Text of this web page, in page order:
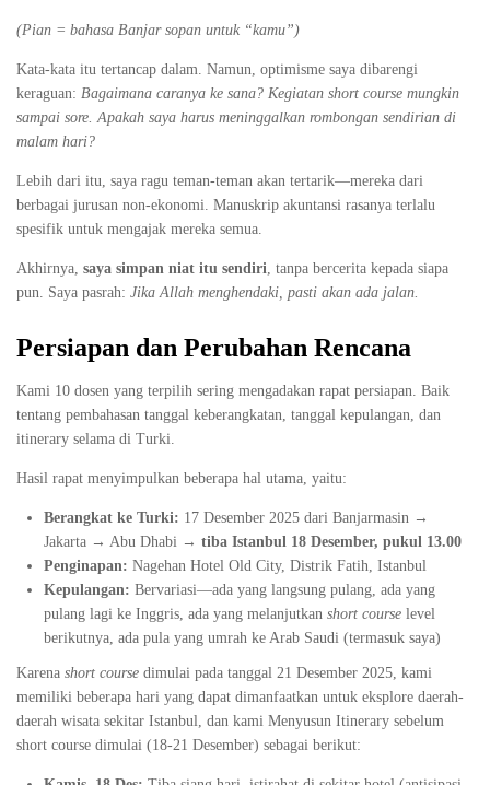
(Pian = bahasa Banjar sopan untuk “kamu”)
Kata-kata itu tertancap dalam. Namun, optimisme saya dibarengi
keraguan: Bagaimana caranya ke sana? Kegiatan short course mungkin
sampai sore. Apakah saya harus meninggalkan rombongan sendirian di
malam hari?
Lebih dari itu, saya ragu teman-teman akan tertarik—mereka dari
berbagai jurusan non-ekonomi. Manuskrip akuntansi rasanya terlalu
spesifik untuk mengajak mereka semua.
Akhirnya, saya simpan niat itu sendiri, tanpa bercerita kepada siapa
pun. Saya pasrah: Jika Allah menghendaki, pasti akan ada jalan.
Persiapan dan Perubahan Rencana
Kami 10 dosen yang terpilih sering mengadakan rapat persiapan. Baik
tentang pembahasan tanggal keberangkatan, tanggal kepulangan, dan
itinerary selama di Turki.
Hasil rapat menyimpulkan beberapa hal utama, yaitu:
Berangkat ke Turki: 17 Desember 2025 dari Banjarmasin →
Jakarta → Abu Dhabi → tiba Istanbul 18 Desember, pukul 13.00
Penginapan: Nagehan Hotel Old City, Distrik Fatih, Istanbul
Kepulangan: Bervariasi—ada yang langsung pulang, ada yang
pulang lagi ke Inggris, ada yang melanjutkan short course level
berikutnya, ada pula yang umrah ke Arab Saudi (termasuk saya)
Karena short course dimulai pada tanggal 21 Desember 2025, kami
memiliki beberapa hari yang dapat dimanfaatkan untuk eksplore daerah-
daerah wisata sekitar Istanbul, dan kami Menyusun Itinerary sebelum
short course dimulai (18-21 Desember) sebagai berikut: